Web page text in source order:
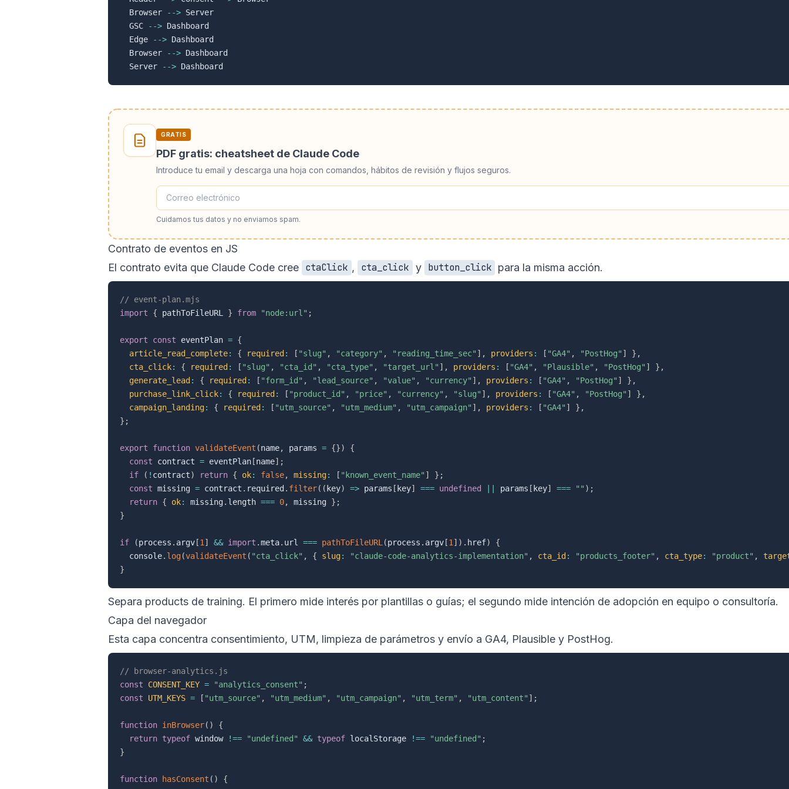
  Browser
--> Server
  GSC
--> Dashboard
  Edge
--> Dashboard
  Browser
--> Dashboard
  Server
-->
GRATIS
PDF gratis: cheatsheet de Claude Code
Introduce tu email y descarga una hoja con comandos, hábitos de revisión y flujos seguros.
Cuidamos tus datos y no enviamos spam.
Contrato de eventos en JS
El contrato evita que Claude Code cree ctaClick , cta_click y button_click para la misma acción.
// event-plan.mjs
import
{ pathToFileURL } from "node:url" ;
export const eventPlan = {
article_read_complete: { required : [ "slug" , "category" , "reading_time_sec" ] , providers : [ "GA4" , "PostHog" ] } ,
cta_click: { required : [ "slug" , "cta_id" , "cta_type" , "target_url" ] , providers : [ "GA4" , "Plausible" , "PostHog" ] } ,
generate_lead : { required : [ "form_id" , "lead_source" , "value" , "currency" ] , providers : [ "GA4" , "PostHog" ] } ,
purchase_link_click: { required : [ "product_id" , "price" , "currency" , "slug" ] , providers : [ "GA4" , "PostHog" ] } ,
campaign_landing: { required : [ "utm_source" , "utm_medium" , "utm_campaign" ] , providers : [ "GA4" ] } ,
} ;
export function validateEvent (name, params = {})
{
const contract = eventPlan [name] ;
if
( ! contract) return { ok: false, missing: [ "known_event_name" ] } ;
const missing = contract . required . filter( ( key) => params [ key] === undefined params [ key] === "" ) ;
return { ok: missing. length === 0, missing } ;
}
if (process . argv [1 ] && import .meta. url === pathToFileURL (process . argv [1 ] ) . href)
{
  console
. log(validateEvent ( "cta_click" , { slug: "claude-code-analytics-implementation" , cta_id : "products_footer" , cta_type: "product" ,
}
Separa products de training. El primero mide interés por plantillas o guías; el segundo mide intención de adopción en equipo o consultoría.
Capa del navegador
Esta capa concentra consentimiento, UTM, limpieza de parámetros y envío a GA4, Plausible y PostHog.
// browser-analytics.js
const
CONSENT_KEY = "analytics_consent" ;
const
UTM_KEYS = [ "utm_source" , "utm_medium" , "utm_campaign" , "utm_term" , "utm_content" ] ;
function inBrowser( )
{
return typeof window !== "undefined" && typeof localStorage !== "undefined" ;
}
function hasConsent ( )
{